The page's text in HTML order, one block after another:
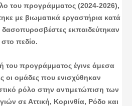
του προγράμματος (2024-2026),
με βιωματικά εργαστήρια κατά
δασοπυροσβέστες εκπαιδεύτηκαν
στο πεδίο.
του προγράμματος έγινε άμεσα
οι ομάδες που ενισχύθηκαν
ρόλο στην αντιμετώπιση των
σε Αττική, Κορινθία, Ρόδο και